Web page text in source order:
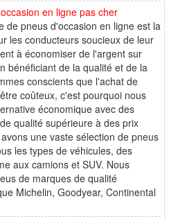
en ligne pas cher
de pneus d'occasion en ligne est la
les conducteurs soucieux de leur
à économiser de l'argent sur
bénéficiant de la qualité et de la
conscients que l'achat de
coûteux, c'est pourquoi nous
économique avec des
qualité supérieure à des prix
une vaste sélection de pneus
les types de véhicules, des
aux camions et SUV. Nous
de marques de qualité
Michelin, Goodyear, Continental